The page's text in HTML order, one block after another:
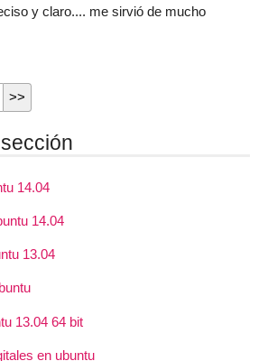
y claro.... me sirvió de mucho
14.04
14.04
13.04
13.04 64 bit
en ubuntu